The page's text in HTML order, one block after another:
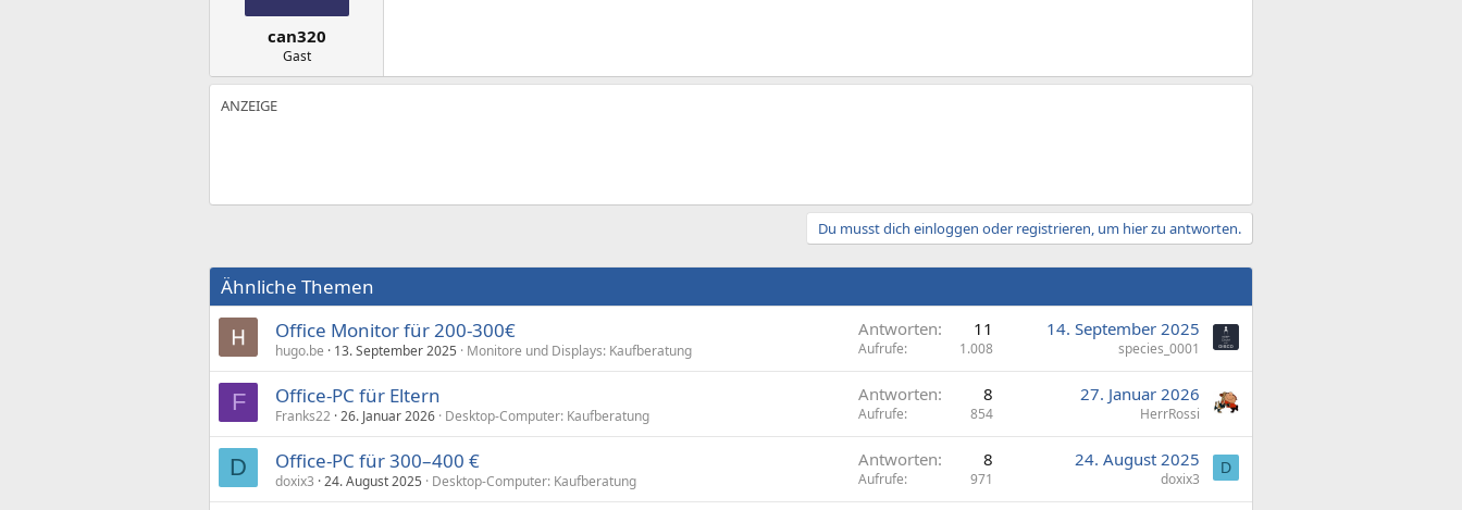
can320
Gast
Du musst dich einloggen oder registrieren, um hier zu antworten.
Ähnliche Themen
Office Monitor für 200-300€
hugo.be 13. September 2025 Monitore und Displays: Kaufberatung
Antworten 11
Aufrufe 1.008
14. September 2025
species_0001
F Office-PC für Eltern
Franks22 26. Januar 2026 Desktop-Computer: Kaufberatung
Antworten 8
Aufrufe 854
27. Januar 2026
HerrRossi
D Office-PC für 300–400 €
doxix3 24. August 2025 Desktop-Computer: Kaufberatung
Antworten 8
Aufrufe 971
24. August 2025
doxix3
D